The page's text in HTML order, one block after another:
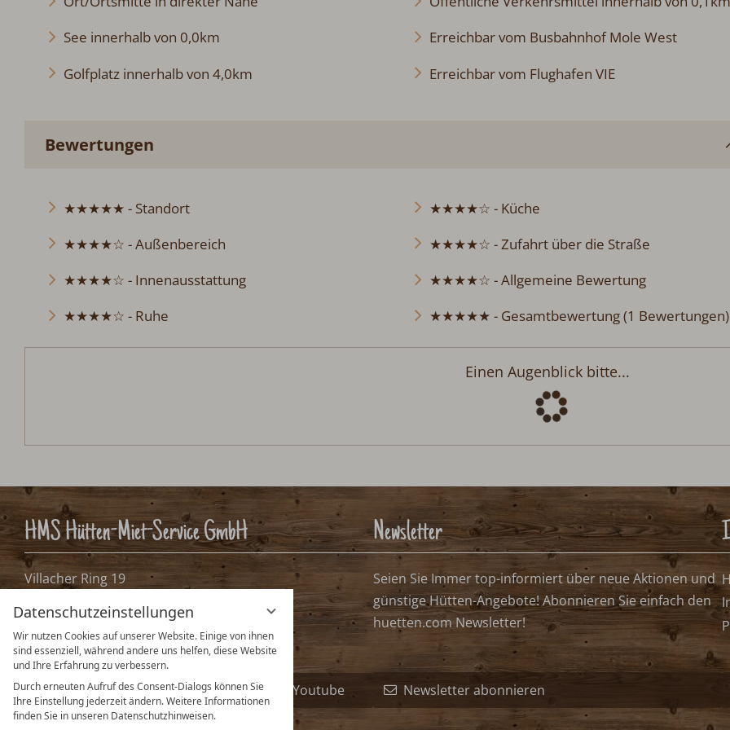
Datenschutzeinstellungen
Wir nutzen Cookies auf unserer Website. Einige von ihnen
sind essenziell, während andere uns helfen, diese Website
und Ihre Erfahrung zu verbessern.
Durch erneuten Aufruf des Consent-Dialogs können Sie
Ihre Einstellung jederzeit ändern. Weitere Informationen
finden Sie in unseren Datenschutzhinweisen.
See innerhalb von 0,0km
Golfplatz innerhalb von 4,0km
Erreichbar vom Busbahnhof Mole West
Erreichbar vom Flughafen VIE
Bewertungen
★★★★★ - Standort
★★★★☆ - Außenbereich
★★★★☆ - Innenausstattung
★★★★☆ - Ruhe
★★★★☆ - Küche
★★★★☆ - Zufahrt über die Straße
★★★★☆ - Allgemeine Bewertung
★★★★★ - Gesamtbewertung (1 Bewertungen)
Anreise:keine Auswahl Abreise:keine Auswahl
Bitte Anreisetag wählen
Aug.
Mo Di Mi Do Fr Sa
So
1
2
3 4 5 6 7 8 9
10 11 12 13 14 15
>
Sept. 2026
Mo Di Do Fr Sa
So
8 9 11 12 13
15 17